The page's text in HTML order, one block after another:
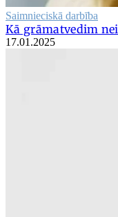
Saimnieciskā darbība
Kā grāmatvedim
17.01.2025